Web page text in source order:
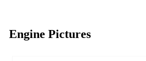
Engine Pictures